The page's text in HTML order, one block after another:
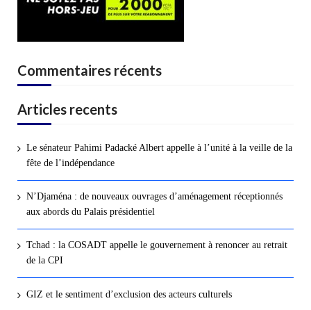
Commentaires récents
Articles recents
Le sénateur Pahimi Padacké Albert appelle à l’unité à la veille de la
fête de l’indépendance
N’Djaména : de nouveaux ouvrages d’aménagement réceptionnés
aux abords du Palais présidentiel
Tchad : la COSADT appelle le gouvernement à renoncer au retrait
de la CPI
GIZ et le sentiment d’exclusion des acteurs culturels